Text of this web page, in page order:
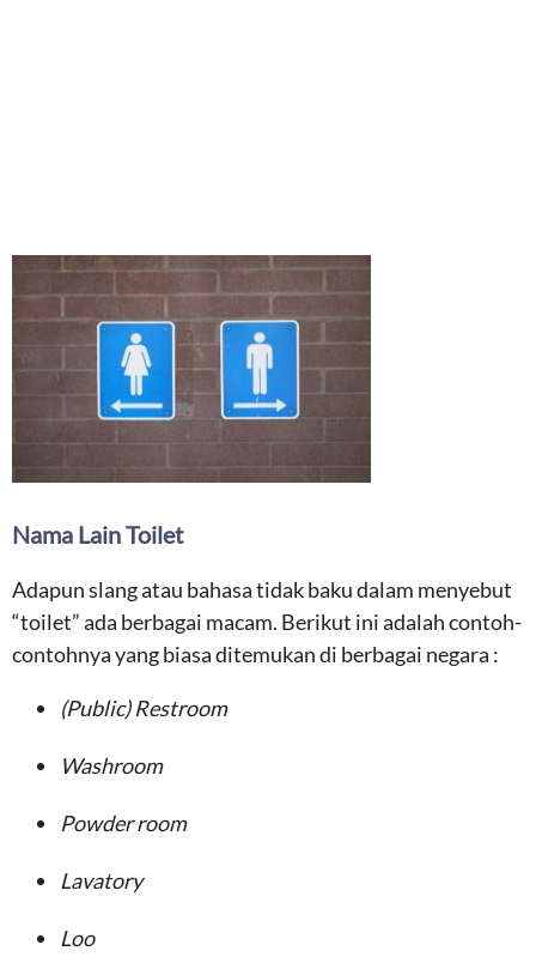
Nama Lain Toilet
Adapun slang atau bahasa tidak baku dalam menyebut
“toilet” ada berbagai macam. Berikut ini adalah contoh-
contohnya yang biasa ditemukan di berbagai negara :
(Public) Restroom
Washroom
Powder room
Lavatory
Loo